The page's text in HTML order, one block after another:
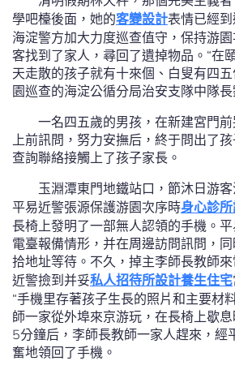
學吧檯後面，她的客變設計表情已經到
海淀警方加大力度巡查值守，保持游
客找到了家人，尋回了遺掉物品。“在
天走散的孩子就有十來個、白叟有四
園巡查的海淀公循分局治安支隊中隊長
一名四五歲的男孩，在新建宮門
上前訊問，努力安撫后，終于問出了
查詢聯絡接觸上了孩子家長。
玉淵潭東門地鐵站口，節沐日游
平易近警張源保護游園次序時身心診
長椅上發明了一部無人認領的手機。
電臺報備情形，并在周邊訪問訊問，
拾地址等待。不久，掉主李師長教師
近警撿到并妥私人招待所設計養生住宅
“手機里存著孩子生長的照片和主要材
師一家從外埠來京游玩，在長椅上歇
5分鐘后，李師長教師一家人趕來，經
奮地領回了手機。